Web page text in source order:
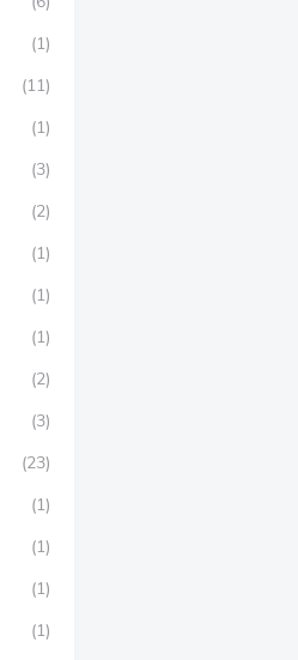
(1)
(11)
(1)
(3)
(2)
(1)
(1)
(1)
(2)
(3)
(23)
(1)
(1)
(1)
(1)